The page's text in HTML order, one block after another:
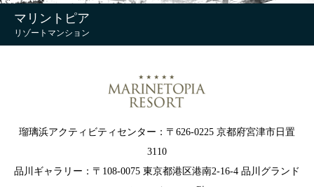
マリントピア
リゾートマンション
瑠璃浜アクティビティセンター：〒626-0225 京都府宮津市日置
3110
品川ギャラリー：〒108-0075 東京都港区港南2-16-4 品川グランド